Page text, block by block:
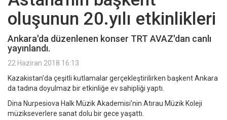
oluşunun 20.yılı etkinlikleri
Ankara'da düzenlenen konser TRT AVAZ'dan canlı
yayınlandı.
22 Haziran 2018 16:13
Kazakistan'da çeşitli kutlamalar gerçekleştirilirken başkent Ankara
da tadına doyulmaz bir etkinliğe ev sahipliği yaptı.
Dina Nurpesiova Halk Müzik Akademisi'nin Atırau Müzik Koleji
müzikseverlere sanat dolu bir gece yaşattı.